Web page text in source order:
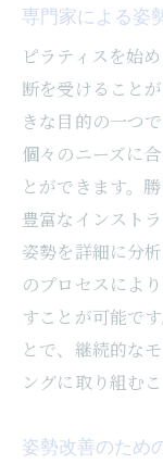
専門家による姿
ピラティスを始
断を受けること
きな目的の一つ
個々のニーズに
とができます。
豊富なインスト
姿勢を詳細に分
のプロセスによ
すことが可能で
とで、継続的な
ングに取り組む
姿勢改善のため